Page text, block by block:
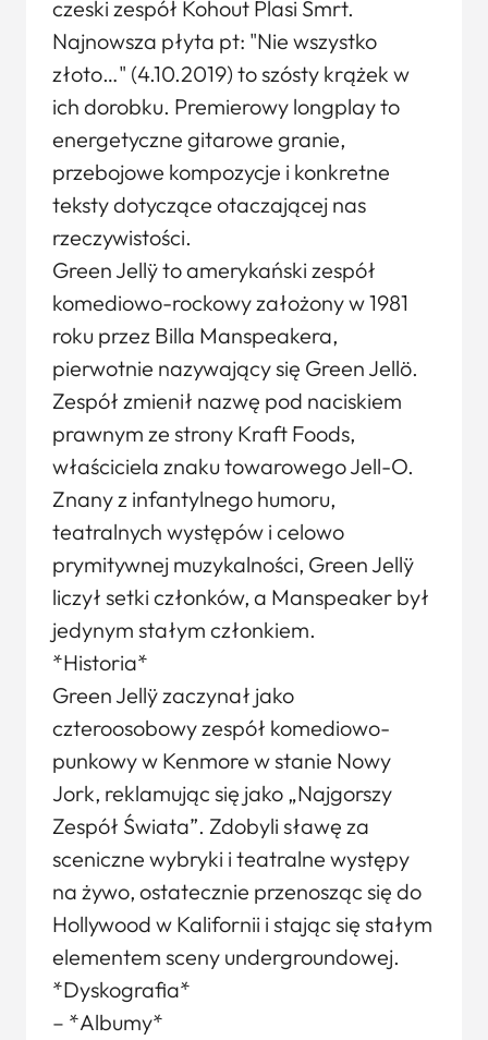
czeski zespół Kohout Plasi Smrt.
Najnowsza płyta pt: "Nie wszystko
złoto…" (4.10.2019) to szósty krążek w
ich dorobku. Premierowy longplay to
energetyczne gitarowe granie,
przebojowe kompozycje i konkretne
teksty dotyczące otaczającej nas
rzeczywistości.
Green Jellÿ to amerykański zespół
komediowo-rockowy założony w 1981
roku przez Billa Manspeakera,
pierwotnie nazywający się Green Jellö.
Zespół zmienił nazwę pod naciskiem
prawnym ze strony Kraft Foods,
właściciela znaku towarowego Jell-O.
Znany z infantylnego humoru,
teatralnych występów i celowo
prymitywnej muzykalności, Green Jellÿ
liczył setki członków, a Manspeaker był
jedynym stałym członkiem.
*Historia*
Green Jellÿ zaczynał jako
czteroosobowy zespół komediowo-
punkowy w Kenmore w stanie Nowy
Jork, reklamując się jako „Najgorszy
Zespół Świata”. Zdobyli sławę za
sceniczne wybryki i teatralne występy
na żywo, ostatecznie przenosząc się do
Hollywood w Kalifornii i stając się stałym
elementem sceny undergroundowej.
*Dyskografia*
– *Albumy*